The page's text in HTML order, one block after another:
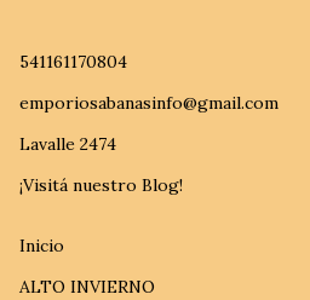
541161170804
emporiosabanasinfo@gmail.com
Lavalle 2474
¡Visitá nuestro Blog!
Inicio
ALTO INVIERNO